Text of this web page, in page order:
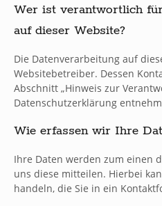
Wer ist verantwortlich
auf dieser Website?
Die Datenverarbeitung auf
Websitebetreiber. Dessen
Abschnitt „Hinweis zur
Datenschutzerklärung
Wie erfassen wir Ihre
Ihre Daten werden zum einen
uns diese mitteilen. Hierbei
handeln, die Sie in ein